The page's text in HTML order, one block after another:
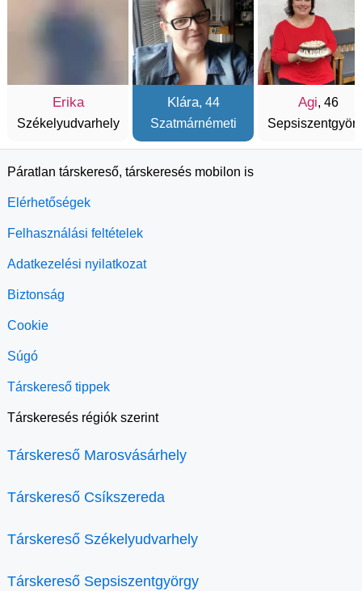
Erika
Székelyudvarhely
Klára, 44
Szatmárnémeti
Agi, 46
Páratlan társkereső, társkeresés mobilon is
Elérhetőségek
Felhasználási feltételek
Adatkezelési nyilatkozat
Biztonság
Cookie
Súgó
Társkereső tippek
Társkeresés régiók szerint
Társkereső Marosvásárhely
Társkereső Csíkszereda
Társkereső Székelyudvarhely
Társkereső Sepsiszentgyörgy